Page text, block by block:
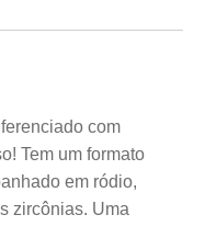
com
Tem um formato
em ródio,
zircônias. Uma